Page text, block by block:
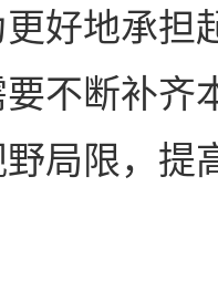
好地承担
不断补齐
局限，提